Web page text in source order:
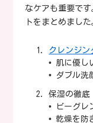
なケアも重要で
トをまとめました
クレンジン
• 肌に優し
• ダブル洗
保湿の徹底
• ビーグレ
• 乾燥を防